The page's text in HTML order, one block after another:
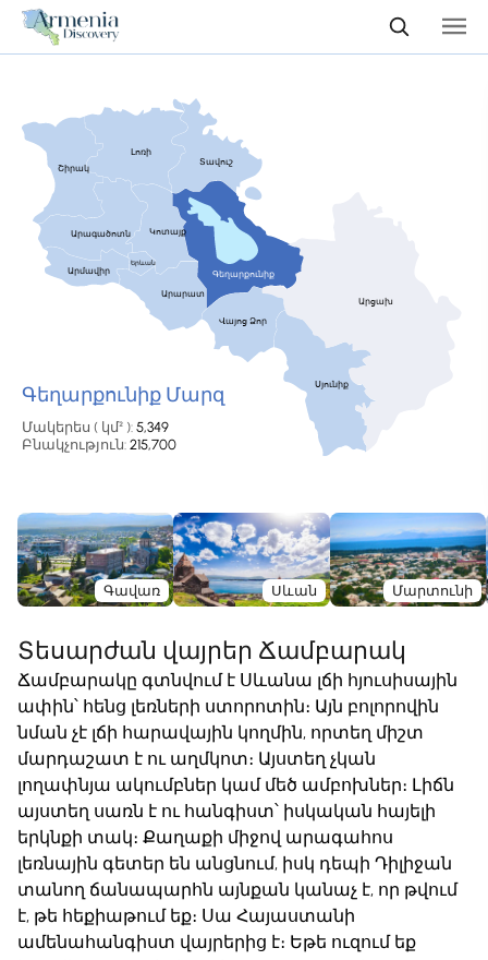
Շիրակ
Արմավիր
Արագածոտն
Լոռի
Կոտայք
Արարատ
Տավուշ
Գեղարքունիք
Վայոց Ձոր
Սյունիք
Երևան
Արցախ
Գեղարքունիք Մարզ
Մակերես ( կմ² ): 5,349
Բնակչություն: 215,700
Տեսարժան վայրեր Ճամբարակ
Գավառ Սևան Մարտունի
Ճամբարակը գտնվում է Սևանա լճի հյուսիսային
ափին՝ հենց լեռների ստորոտին։ Այն բոլորովին
նման չէ լճի հարավային կողմին, որտեղ միշտ
մարդաշատ է ու աղմկոտ։ Այստեղ չկան
լողափնյա ակումբներ կամ մեծ ամբոխներ։ Լիճն
այստեղ սառն է ու հանգիստ՝ իսկական հայելի
երկնքի տակ։ Քաղաքի միջով արագահոս
լեռնային գետեր են անցնում, իսկ դեպի Դիլիջան
տանող ճանապարհն այնքան կանաչ է, որ թվում
է, թե հեքիաթում եք։ Սա Հայաստանի
ամենահանգիստ վայրերից է։ Եթե ուզում եք